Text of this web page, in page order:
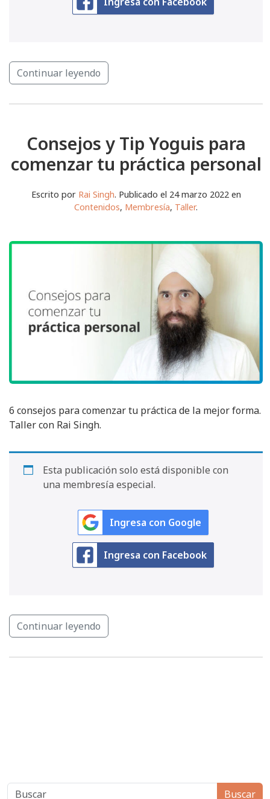
Continuar leyendo
Consejos y Tip Yoguis para
comenzar tu práctica personal
Escrito por Rai Singh. Publicado el 24 marzo 2022 en
Contenidos, Membresía, Taller.
6 consejos para comenzar tu práctica de la mejor forma.
Taller con Rai Singh.
Esta publicación solo está disponible con
una membresía especial.
Ingresa con Google
Ingresa con Facebook
Continuar leyendo
Buscar